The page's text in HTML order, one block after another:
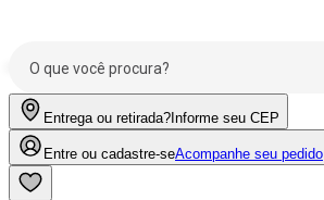
Entrega ou retirada? Informe seu CEP
Entre ou cadastre-seAcompanhe seu pedido